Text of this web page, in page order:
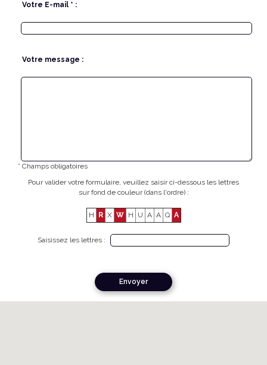
Votre E-mail * :
Votre message :
* Champs obligatoires
Pour valider votre formulaire, veuillez saisir ci-dessous les lettres
sur fond de couleur (dans l'ordre) :
H R X W H U A A Q A
Saisissez les lettres :